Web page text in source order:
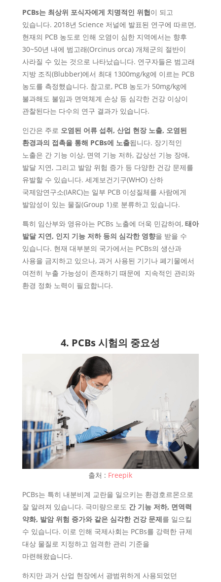
PCBs는 최상위 포식자에게 치명적인 위협이 되고
있습니다. 2018년 Science 저널에 발표된 연구에 따르면,
현재의 PCB 농도로 인해 오염이 심한 지역에서는 향후
30~50년 내에 범고래(Orcinus orca) 개체군의 절반이
사라질 수 있는 것으로 나타났습니다. 연구자들은 범고래
지방 조직(Blubber)에서 최대 1300mg/kg에 이르는 PCB
농도를 측정했습니다. 참고로, PCB 농도가 50mg/kg에
불과해도 불임과 면역체계 손상 등 심각한 건강 이상이
관찰된다는 다수의 연구 결과가 있습니다.
인간은 주로 오염된 어류 섭취, 산업 현장 노출, 오염된
환경과의 접촉을 통해 PCBs에 노출됩니다. 장기적인
노출은 간 기능 이상, 면역 기능 저하, 갑상선 기능 장애,
발달 지연, 그리고 발암 위험 증가 등 다양한 건강 문제를
유발할 수 있습니다. 세계보건기구(WHO) 산하
국제암연구소(IARC)는 일부 PCB 이성질체를 사람에게
발암성이 있는 물질(Group 1)로 분류하고 있습니다.
특히 임산부와 영유아는 PCBs 노출에 더욱 민감하여, 태아
발달 지연, 인지 기능 저하 등의 심각한 영향을 받을 수
있습니다. 현재 대부분의 국가에서는 PCBs의 생산과
사용을 금지하고 있으나, 과거 사용된 기기나 폐기물에서
여전히 누출 가능성이 존재하기 때문에 지속적인 관리와
환경 정화 노력이 필요합니다.
4. PCBs 시험의 중요성
출처 : Freepik
PCBs는 특히 내분비계 교란을 일으키는 환경호르몬으로
잘 알려져 있습니다. 극미량으로도 간 기능 저하, 면역력
약화, 발암 위험 증가와 같은 심각한 건강 문제를 일으킬
수 있습니다. 이로 인해 국제사회는 PCBs를 강력한 규제
대상 물질로 지정하고 엄격한 관리 기준을
마련해왔습니다.
하지만 과거 산업 현장에서 광범위하게 사용되었던